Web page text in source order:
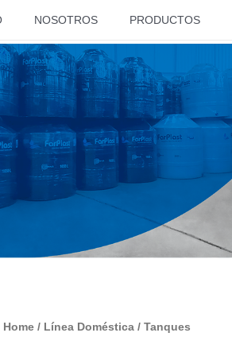
NOSOTROS PRODUCTOS
Home / Línea Doméstica / Tanques